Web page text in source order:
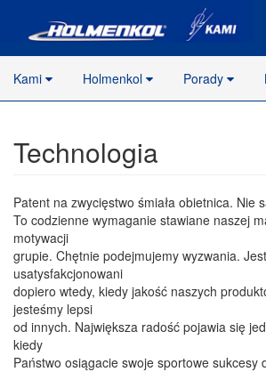
Kami Holmenkol Porady
Technologia
Patent na zwycięstwo śmiała obietnica. Nie
To codzienne wymaganie stawiane naszej
motywacji
grupie. Chętnie podejmujemy wyzwania.
usatysfakcjonowani
dopiero wtedy, kiedy jakość naszych
jesteśmy lepsi
od innych. Największa radość pojawia się
kiedy
Państwo osiągacie swoje sportowe sukcesy